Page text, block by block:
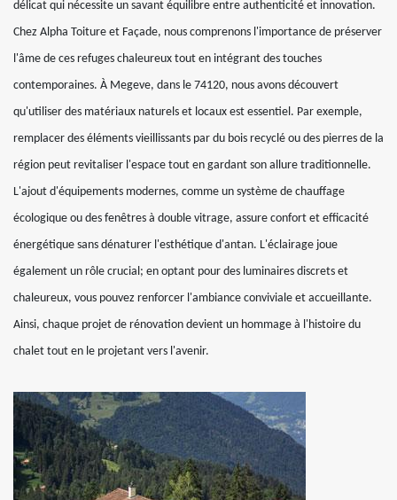
délicat qui nécessite un savant équilibre entre authenticité et innovation.
Chez Alpha Toiture et Façade, nous comprenons l'importance de préserver
l'âme de ces refuges chaleureux tout en intégrant des touches
contemporaines. À Megeve, dans le 74120, nous avons découvert
qu'utiliser des matériaux naturels et locaux est essentiel. Par exemple,
remplacer des éléments vieillissants par du bois recyclé ou des pierres de la
région peut revitaliser l'espace tout en gardant son allure traditionnelle.
L'ajout d'équipements modernes, comme un système de chauffage
écologique ou des fenêtres à double vitrage, assure confort et efficacité
énergétique sans dénaturer l'esthétique d'antan. L'éclairage joue
également un rôle crucial; en optant pour des luminaires discrets et
chaleureux, vous pouvez renforcer l'ambiance conviviale et accueillante.
Ainsi, chaque projet de rénovation devient un hommage à l'histoire du
chalet tout en le projetant vers l'avenir.